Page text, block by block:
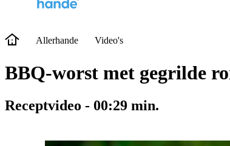
Allerhande Video's
BBQ-worst met gegrilde
Receptvideo - 00:29 min.